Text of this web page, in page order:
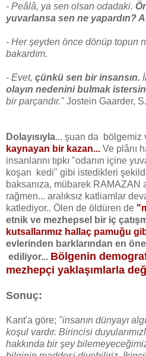
- Peâlâ, ya sen olsan odadaki.
yuvarlansa sen ne yapardın?
- Her şeyden önce dönüp topun
bakardım.
- Evet, çünkü sen bir insansın.
olayın nedenini bulmak
bir parçandır." Jostein Gaarder,
Dolayısıyla... şuan da bölgemiz
kaynayan bir kazan... Ve plânı
insanlarını tıpkı "odanın içine
koşan kedi" gibi istedikleri
baksanıza, mübarek RAMAZAN
rağmen... aralıksız katliamlar
katlediyor.. Ölen de öldüren de
etnik ve mezhepsel bir iç
kutsallarımız hallaç pamuğu
evlerinden barklarından en
ediliyor... Bölgenin
mezhepçi yaklaşımlarla
Sonuç:
Kant'a göre; "insanın dünyayı
koşul vardır. Birincisi
hakkında bir şey